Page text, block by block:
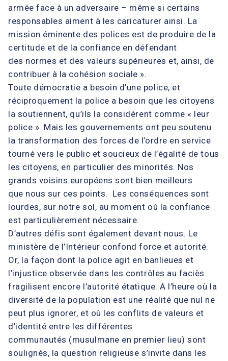
armée face à un adversaire – même si certains
responsables aiment à les caricaturer ainsi. La
mission éminente des polices est de produire de la
certitude et de la confiance en défendant
des normes et des valeurs supérieures et, ainsi, de
contribuer à la cohésion sociale ».
Toute démocratie a besoin d’une police, et
réciproquement la police a besoin que les citoyens
la soutiennent, qu’ils la considèrent comme « leur
police ». Mais les gouvernements ont peu soutenu
la transformation des forces de l’ordre en service
tourné vers le public et soucieux de l’égalité de tous
les citoyens, en particulier des minorités. Nos
grands voisins européens sont bien meilleurs
que nous sur ces points. Les conséquences sont
lourdes, sur notre sol, au moment où la confiance
est particulièrement nécessaire.
D’autres défis sont également devant nous. Le
ministère de l’Intérieur confond force et autorité.
Or, la façon dont la police agit en banlieues et
l’injustice observée dans les contrôles au faciès
fragilisent encore l’autorité étatique. A l’heure où la
diversité de la population est une réalité que nul ne
peut plus ignorer, et où les conflits de valeurs et
d’identité entre les différentes
communautés (musulmane en premier lieu) sont
soulignés, la question religieuse s’invite dans les